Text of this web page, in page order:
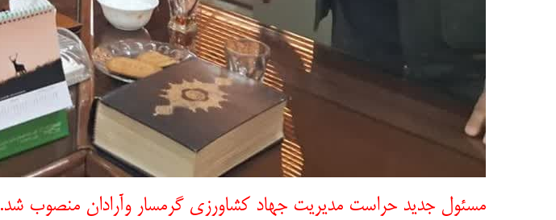
مسئول جدید حراست مدیریت جهاد کشاورزی گرمسار وآرادان منصوب شد.